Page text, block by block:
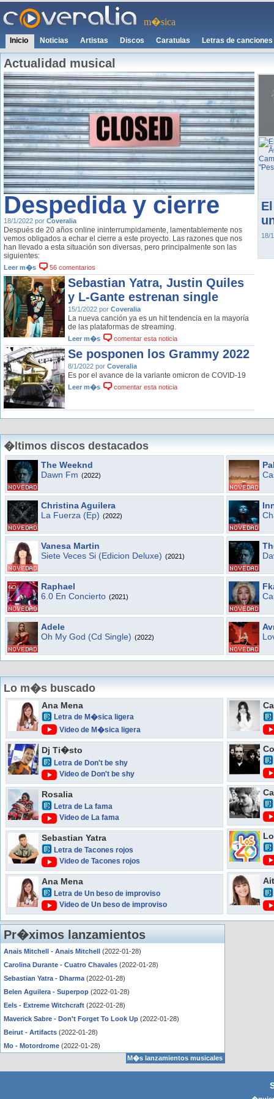
m�sica
Inicio Noticias Artistas Discos Caratulas Letras de canciones
Actualidad musical
Despedida y cierre
18/1/2022 por Coveralia
Después de 20 años online ininterrumpidamente, lamentablemente nos
vemos obligados a echar el cierre a este proyecto. Las razones que nos
han llevado a esta situación son diversas, pero principalmente son las
siguientes:
Leer m�s 56 comentarios
Sebastian Yatra, Justin Quiles
y L-Gante estrenan single
15/1/2022 por Coveralia
La nueva canción ya es un hit tendencia en la mayoría
de las plataformas de streaming.
Leer m�s comentar esta noticia
Se posponen los Grammy 2022
8/1/2022 por Coveralia
Es por el avance de la variante omicron de COVID-19
Leer m�s comentar esta noticia
18/
�ltimos discos destacados
The Weeknd
Dawn Fm (2022)
Christina Aguilera
La Fuerza (Ep) (2022)
Vanesa Martin
Siete Veces Si (Edicion Deluxe) (2021)
Raphael
6.0 En Concierto (2021)
Adele
Oh My God (Cd Single) (2022)
Lo m�s buscado
Ana Mena
Letra de M�sica ligera
Video de M�sica ligera
Dj Ti�sto
Letra de Don't be shy
Video de Don't be shy
Rosalia
Letra de La fama
Video de La fama
Sebastian Yatra
Letra de Tacones rojos
Video de Tacones rojos
Ana Mena
Letra de Un beso de improviso
Video de Un beso de improviso
Pr�ximos lanzamientos
Anais Mitchell - Anais Mitchell (2022-01-28)
Carolina Durante - Cuatro Chavales (2022-01-28)
Sebastian Yatra - Dharma (2022-01-28)
Belen Aguilera - Superpop (2022-01-28)
Eels - Extreme Witchcraft (2022-01-28)
Maverick Sabre - Don't Forget To Look Up (2022-01-28)
Beirut - Artifacts (2022-01-28)
Mo - Motordrome (2022-01-28)
M�s lanzamientos musicales